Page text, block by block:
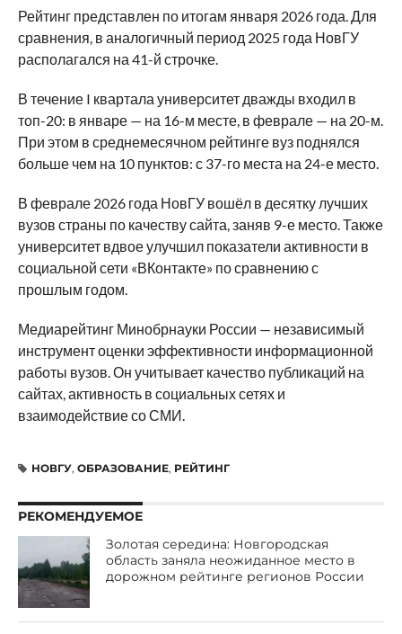
Рейтинг представлен по итогам января 2026 года. Для
сравнения, в аналогичный период 2025 года НовГУ
располагался на 41-й строчке.
В течение I квартала университет дважды входил в
топ-20: в январе — на 16-м месте, в феврале — на 20-м.
При этом в среднемесячном рейтинге вуз поднялся
больше чем на 10 пунктов: с 37-го места на 24-е место.
В феврале 2026 года НовГУ вошёл в десятку лучших
вузов страны по качеству сайта, заняв 9-е место. Также
университет вдвое улучшил показатели активности в
социальной сети «ВКонтакте» по сравнению с
прошлым годом.
Медиарейтинг Минобрнауки России — независимый
инструмент оценки эффективности информационной
работы вузов. Он учитывает качество публикаций на
сайтах, активность в социальных сетях и
взаимодействие со СМИ.
НОВГУ, ОБРАЗОВАНИЕ, РЕЙТИНГ
РЕКОМЕНДУЕМОЕ
Золотая середина: Новгородская
область заняла неожиданное место в
дорожном рейтинге регионов России